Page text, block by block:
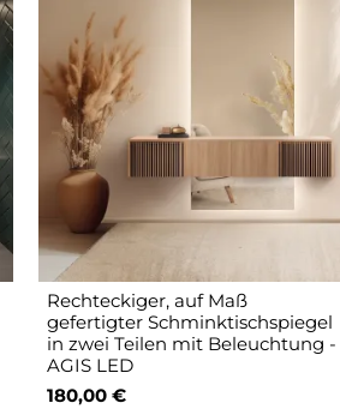
Rechteckiger, auf Maß
gefertigter Schminktischspiegel
in zwei Teilen mit Beleuchtung -
AGIS LED
180,00 €